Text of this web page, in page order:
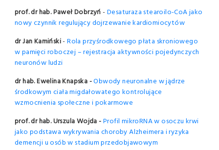
prof. dr hab. Paweł Dobrzyń-Desaturaza stearoilo-CoA jako
nowy czynnik regulujący dojrzewanie kardiomiocytów
dr Jan Kamiński-Rola przyśrodkowego płata skroniowego
w pamięci roboczej – rejestracja aktywności pojedynczych
neuronów ludzi
dr hab. Ewelina Knapska -Obwody neuronalne w jądrze
środkowym ciała migdałowatego kontrolujące
wzmocnienia społeczne i pokarmowe
prof. dr hab. Urszula Wojda -Profil mikroRNA w osoczu krwi
jako podstawa wykrywania choroby Alzheimera i ryzyka
demencji u osób w stadium przedobjawowym